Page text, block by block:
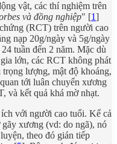
vật, các thí nghiệm trên
và đồng nghiệp" [1]
(RCT) trên người cao
nạp 20g/ngày và 5g/ngày
tuần đến 2 năm. Mặc dù
lớn, các RCT không phát
lượng, mật độ khoáng,
tới luân chuyển xương
và kết quả khá mờ nhạt.
với người cao tuổi. Kể cả
xương (vd: do ngã), nó
theo đó gián tiếp